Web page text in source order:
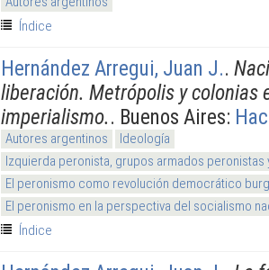
Índice
Hernández Arregui, Juan J..
liberación. Metrópolis y colonias
imperialismo.. Buenos Aires:
Autores argentinos
Ideología
Izquierda peronista, grupos armados
El peronismo como revolución democrático
El peronismo en la perspectiva del socialismo
Índice